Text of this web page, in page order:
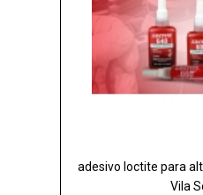
adesivo loctite para
Vila